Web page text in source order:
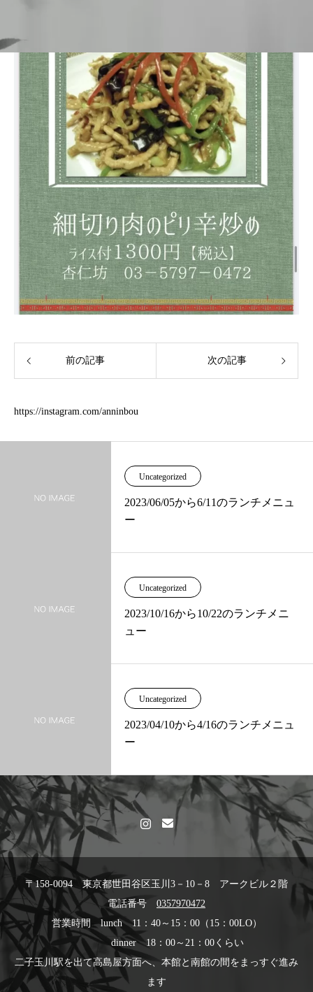
前の記事 次の記事
https://instagram.com/anninbou
Uncategorized
2023/06/05から6/11のランチメニュ
ー
Uncategorized
2023/10/16から10/22のランチメニ
ュー
Uncategorized
2023/04/10から4/16のランチメニュ
ー
〒158-0094 東京都世田谷区玉川3－10－8 アークビル２階
電話番号 0357970472
営業時間 lunch 11：40～15：00（15：00LO）
dinner 18：00～21：00くらい
二子玉川駅を出て高島屋方面へ、本館と南館の間をまっすぐ進み
ます